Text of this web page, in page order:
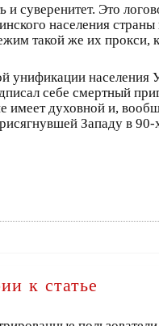
суверенитет. Это
населения
такой же их
унификации
себе смертный
духовной и,
Западу в 90-
к статье